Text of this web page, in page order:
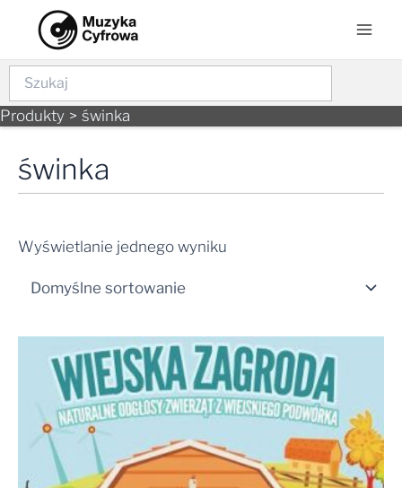
content
Szukaj
Produkty świnka
świnka
Wyświetlanie jednego wyniku